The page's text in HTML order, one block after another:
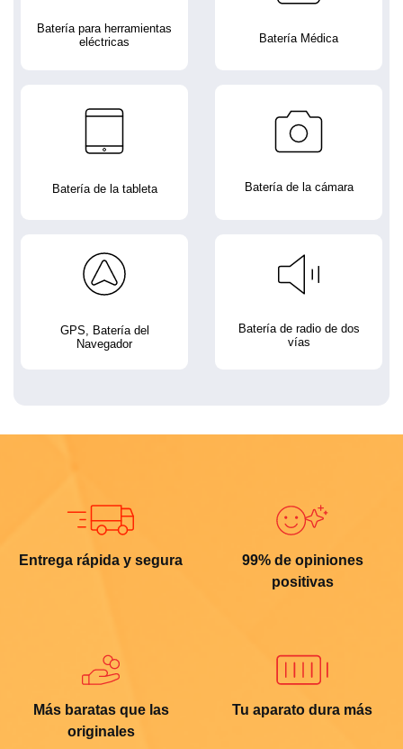
Batería para herramientas
eléctricas
Batería Médica
Batería de la tableta Batería de la cámara
GPS, Batería del
Navegador
Batería de radio de dos
vías
Entrega rápida y segura
99% de opiniones
positivas
Más baratas que las
originales
Tu aparato dura más